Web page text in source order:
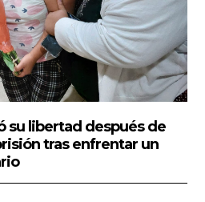
su libertad después de
tras enfrentar un